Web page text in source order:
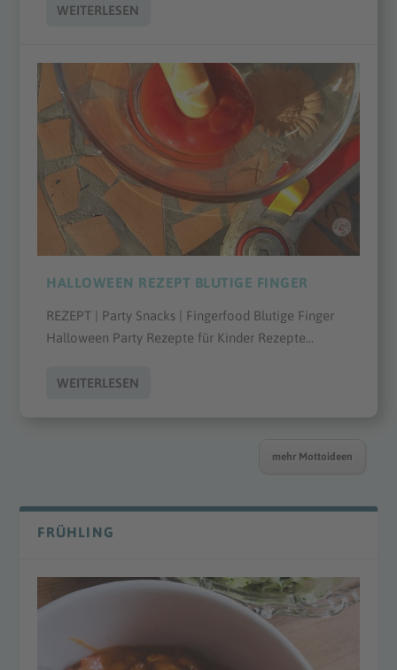
WEITERLESEN
HALLOWEEN REZEPT BLUTIGE FINGER
REZEPT | Party Snacks | Fingerfood Blutige Finger
Halloween Party Rezepte für Kinder Rezepte...
WEITERLESEN
mehr Mottoideen
FRÜHLING